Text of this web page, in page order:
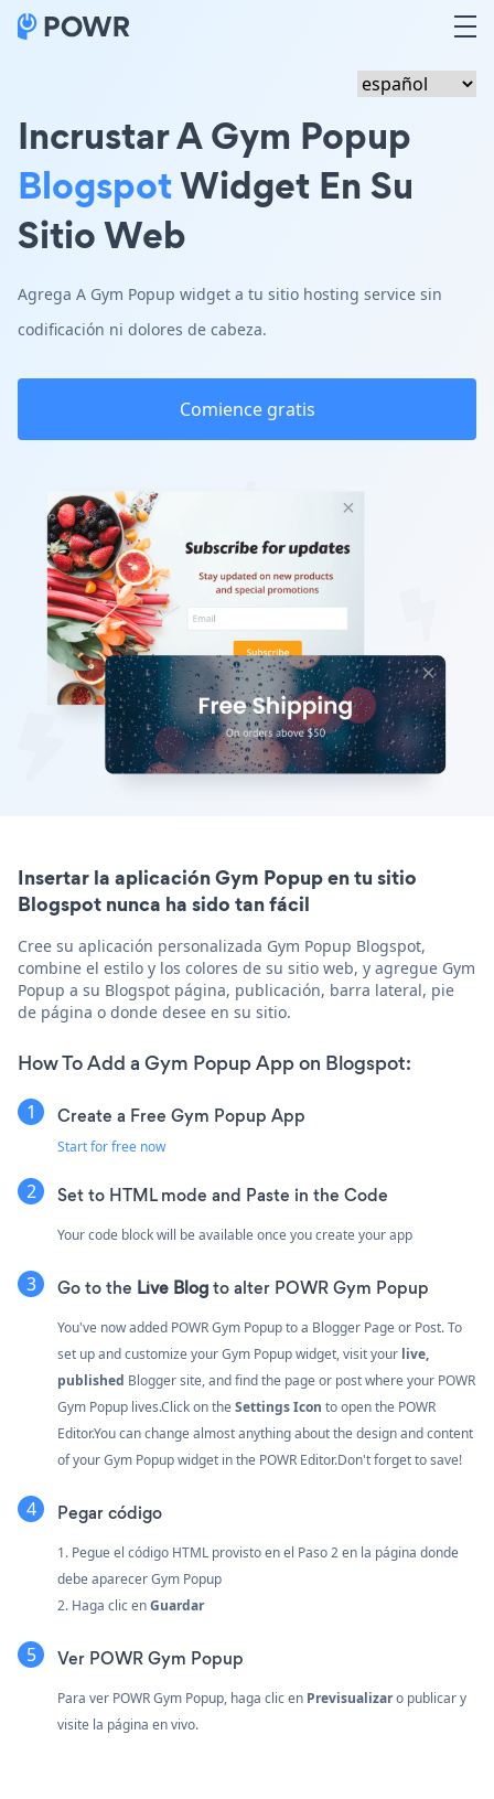
Incrustar A Gym Popup
BlogspotWidget En Su
Sitio Web
Agrega A Gym Popup widget a tu sitio hosting service sin
codificación ni dolores de cabeza.
Comience gratis
Insertar la aplicación Gym Popup en tu sitio
Blogspot nunca ha sido tan fácil
Cree su aplicación personalizada Gym Popup Blogspot,
combine el estilo y los colores de su sitio web, y agregue Gym
Popup a su Blogspot página, publicación, barra lateral, pie
de página o donde desee en su sitio.
How To Add a Gym Popup App on Blogspot:
Create a Free Gym Popup App
Start for free now
Set to HTML mode and Paste in the Code
Your code block will be available once you create your app
Go to the Live Blogto alter POWR Gym Popup
You've now added POWR Gym Popup to a Blogger Page or Post. To
set up and customize your Gym Popup widget, visit your live,
published Blogger site, and find the page or post where your POWR
Gym Popup lives.Click on theSettings Icon to open the POWR
Editor.You can change almost anything about the design and content
of your Gym Popup widget in the POWR Editor.Don't forget to save!
Pegar código
1. Pegue el código HTML provisto en el Paso 2 en la página donde
debe aparecer Gym Popup
2. Haga clic enGuardar
Ver POWR Gym Popup
Para ver POWR Gym Popup, haga clic en Previsualizaro publicar y
visite la página en vivo.